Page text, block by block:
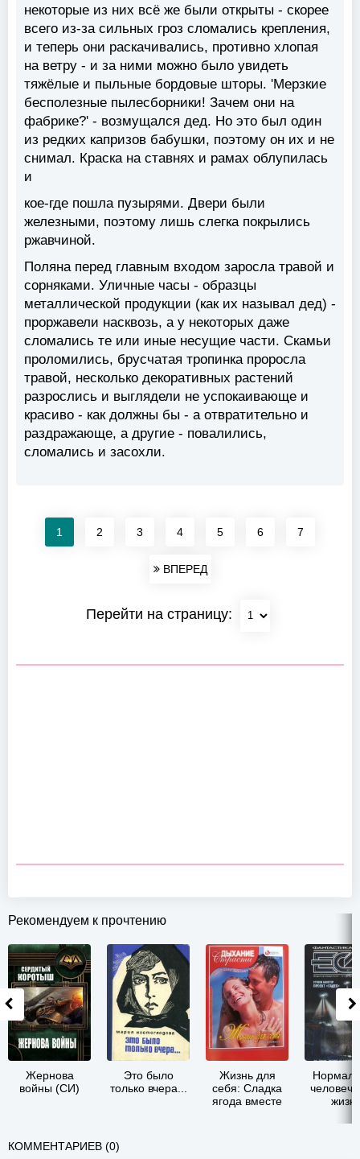
некоторые из них всё же были открыты - скорее
всего из-за сильных гроз сломались крепления,
и теперь они раскачивались, противно хлопая
на ветру - и за ними можно было увидеть
тяжёлые и пыльные бордовые шторы. 'Мерзкие
бесполезные пылесборники! Зачем они на
фабрике?' - возмущался дед. Но это был один
из редких капризов бабушки, поэтому он их и не
снимал. Краска на ставнях и рамах облупилась
и
кое-где пошла пузырями. Двери были
железными, поэтому лишь слегка покрылись
ржавчиной.
Поляна перед главным входом заросла травой и
сорняками. Уличные часы - образцы
металлической продукции (как их называл дед) -
проржавели насквозь, а у некоторых даже
сломались те или иные несущие части. Скамьи
проломились, брусчатая тропинка проросла
травой, несколько декоративных растений
разрослись и выглядели не успокаивающе и
красиво - как должны бы - а отвратительно и
раздражающе, а другие - повалились,
сломались и засохли.
1 2 3 4 5 6 7
ВПЕРЕД
Перейти на страницу:
Рекомендуем к прочтению
Жернова
войны (СИ)
Это было
только вчера...
Жизнь для
себя: Сладка
ягода вместе
КОММЕНТАРИЕВ (0)